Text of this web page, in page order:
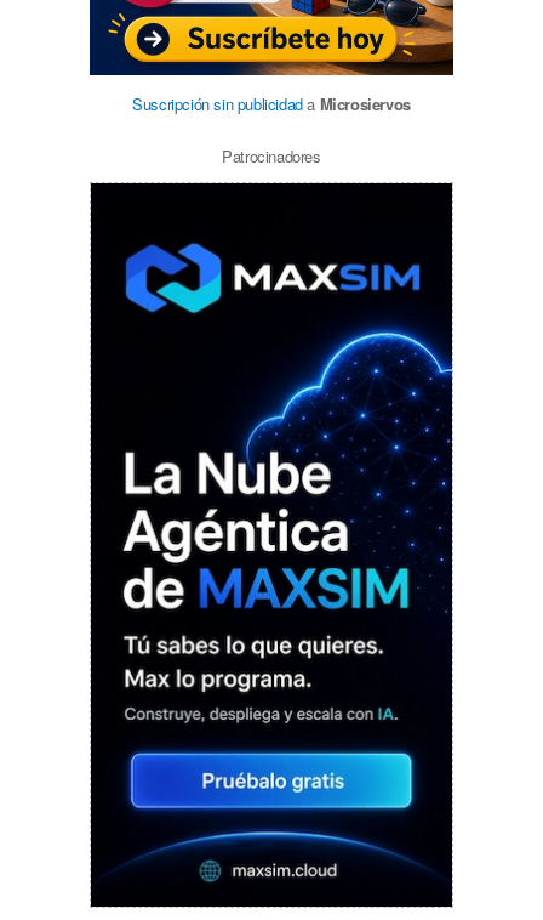
Suscripción sin publicidada Microsiervos
Patrocinadores